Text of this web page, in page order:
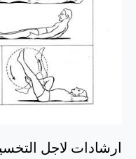
ارشادات لاجل